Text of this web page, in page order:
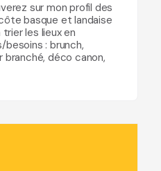
sur mon profil des
basque et landaise
trier les lieux en
: brunch,
déco canon,